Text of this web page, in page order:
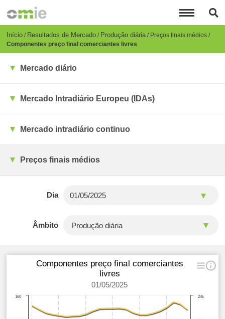
para
conteúdo
principal
Breadcrumb
Início Resultados de Mercado Produção diária Preços finais médios
Componentes preço final comerciantes livres
Mercado diário
Mercado Intradiário Europeu (IDAs)
Mercado intradiário continuo
Preços finais médios
Dia
Âmbito
Componentes preço final comerciantes
livres
01/05/2025
24k
160